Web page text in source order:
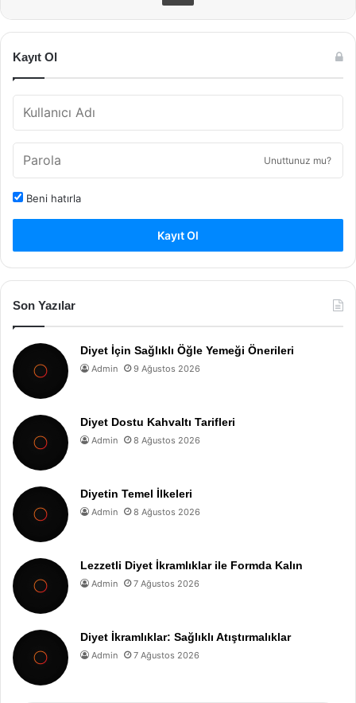
Kayıt Ol
Unuttunuz mu?
Beni hatırla
Kayıt Ol
Son Yazılar
Diyet İçin Sağlıklı Öğle Yemeği Önerileri
Admin 9 Ağustos 2026
Diyet Dostu Kahvaltı Tarifleri
Admin 8 Ağustos 2026
Diyetin Temel İlkeleri
Admin 8 Ağustos 2026
Lezzetli Diyet İkramlıklar ile Formda Kalın
Admin 7 Ağustos 2026
Diyet İkramlıklar: Sağlıklı Atıştırmalıklar
Admin 7 Ağustos 2026